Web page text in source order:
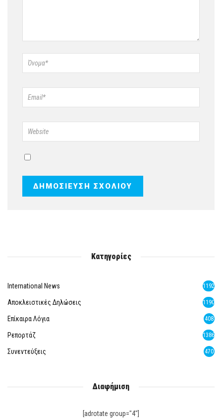
Κατηγορίες
International News 1192
Αποκλειστικές Δηλώσεις 1190
Επίκαιρα Λόγια 408
Ρεπορτάζ 1386
Συνεντεύξεις 470
Διαφήμιση
[adrotate group="4"]